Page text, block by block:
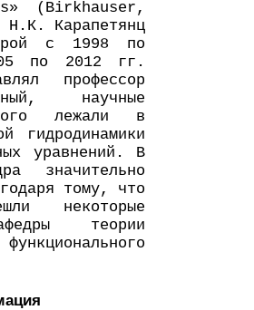
(Birkhauser,
Н.К. Карапетянц
с 1998 по
по 2012 гг.
профессор
научные
лежали в
гидродинамики
уравнений. В
значительно
тому, что
некоторые
теории